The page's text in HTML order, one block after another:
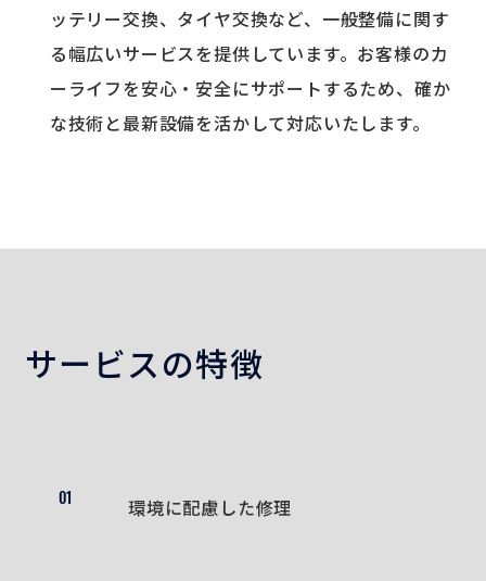
ッテリー交換、タイヤ交換など、一般整備に関す
る幅広いサービスを提供しています。お客様のカ
ーライフを安心・安全にサポートするため、確か
な技術と最新設備を活かして対応いたします。
サービスの特徴
01 環境に配慮した修理